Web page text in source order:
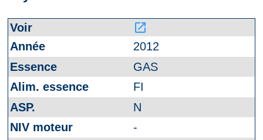
launch
2012
GAS
FI
N
-